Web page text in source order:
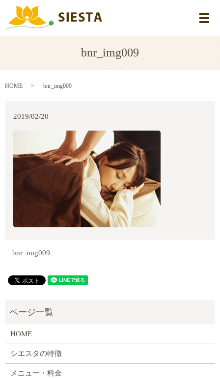
メ
bnr_img009
HOME bnr_img009
2019/02/20
bnr_img009
HOME
シエスタの特徴
メニュー・料金